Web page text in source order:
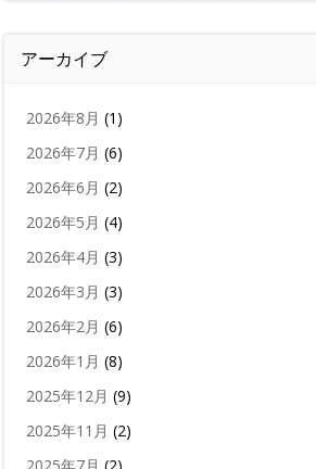
アーカイブ
2026年8月 (1)
2026年7月 (6)
2026年6月 (2)
2026年5月 (4)
2026年4月 (3)
2026年3月 (3)
2026年2月 (6)
2026年1月 (8)
2025年12月 (9)
2025年11月 (2)